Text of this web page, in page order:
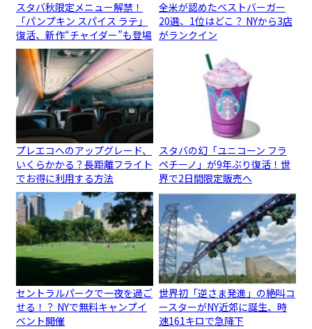
スタバ秋限定メニュー解禁！
「パンプキン スパイス ラテ」
復活、新作“チャイダー”も登場
全米が認めたベストバーガー
20選、1位はどこ？ NYから3店
がランクイン
プレエコへのアップグレード、
いくらかかる？長距離フライト
でお得に利用する方法
スタバの幻「ユニコーン フラ
ペチーノ」が9年ぶり復活！世
界で2日間限定販売へ
セントラルパークで一夜を過ご
せる！？ NYで無料キャンプイ
ベント開催
世界初「逆さま発進」の絶叫コ
ースターがNY近郊に誕生、時
速161キロで急降下